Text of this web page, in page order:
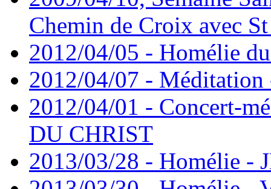
Chemin de Croix avec
2012/04/05 - Homélie
2012/04/07 - Méditation
2012/04/01 - Concert-
DU CHRIST
2013/03/28 - Homélie -